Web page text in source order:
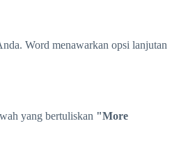
Word menawarkan opsi lanjutan
yang bertuliskan "More